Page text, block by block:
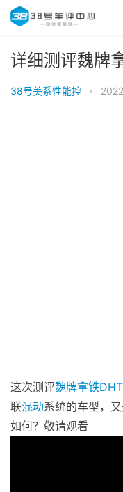
详细测评魏牌
38号美系性能控 •
这次测评魏牌拿铁DHT
联混动系统的车型，
如何？敬请观看